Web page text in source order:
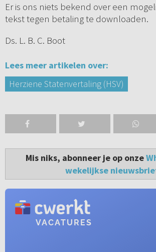
Er is ons niets bekend over een
tekst tegen betaling te downloaden.
Ds. L. B. C. Boot
Lees meer artikelen over:
Herziene Statenvertaling (HSV)
Mis niks, abonneer je op onze
wekelijkse